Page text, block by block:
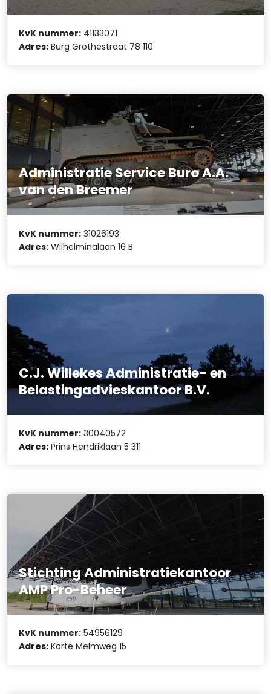
KvK nummer: 41133071
Adres: Burg Grothestraat 78 110
Administratie Service Buro A.A.
van den Breemer
KvK nummer: 31026193
Adres: Wilhelminalaan 16 B
C.J. Willekes Administratie- en
Belastingadvieskantoor B.V.
KvK nummer: 30040572
Adres: Prins Hendriklaan 5 311
Stichting Administratiekantoor
AMP Pro-Beheer
KvK nummer: 54956129
Adres: Korte Melmweg 15